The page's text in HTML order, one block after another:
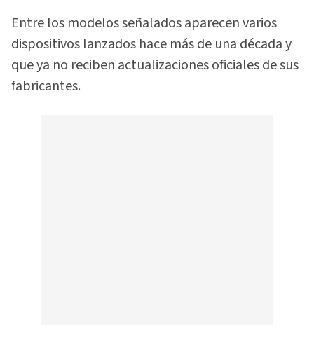
Entre los modelos señalados aparecen varios
dispositivos lanzados hace más de una década y
que ya no reciben actualizaciones oficiales de sus
fabricantes.